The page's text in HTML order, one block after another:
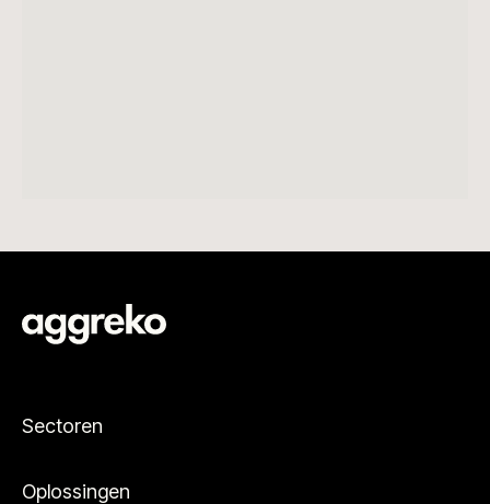
Sectoren
Oplossingen